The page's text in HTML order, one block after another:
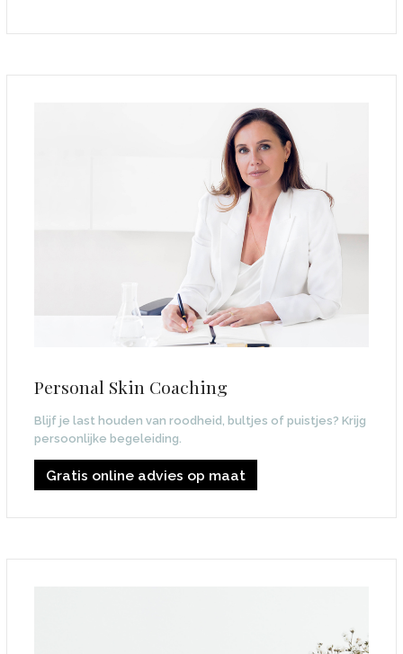
Personal Skin Coaching
Blijf je last houden van roodheid, bultjes of puistjes? Krijg
persoonlijke begeleiding.
Gratis online advies op maat